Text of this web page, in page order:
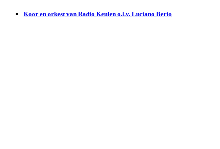
Koor en orkest van Radio Keulen o.l.v. Luciano Berio